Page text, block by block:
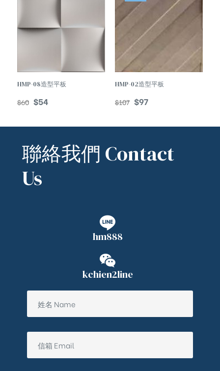
HMP-08造型平板
$60 $54
HMP-02造型平板
$107 $97
聯絡我們 Contact
Us
hm888
kchien2line